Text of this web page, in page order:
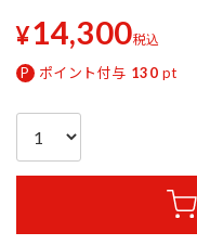
¥14,300税込
ポイント付与 130 pt